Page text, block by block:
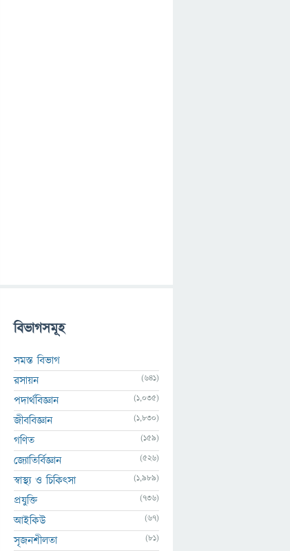
বিভাগসমূহ
সমস্ত বিভাগ
রসায়ন
(641)
পদার্থবিজ্ঞান (1,035)
জীববিজ্ঞান (1,830)
গণিত (159)
জ্যোতির্বিজ্ঞান (526)
স্বাস্থ্য ও চিকিৎসা (1,989)
প্রযুক্তি (736)
আইকিউ (67)
সৃজনশীলতা (81)